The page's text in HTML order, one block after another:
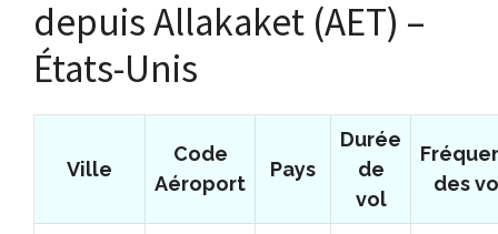
depuis Allakaket (AET) –
États-Unis
Ville
Code
Aéroport
Pays
Durée
de
vol
des